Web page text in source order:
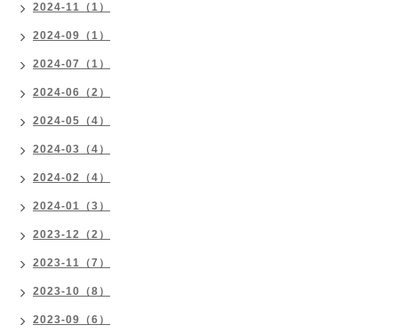
2024-11（1）
2024-09（1）
2024-07（1）
2024-06（2）
2024-05（4）
2024-03（4）
2024-02（4）
2024-01（3）
2023-12（2）
2023-11（7）
2023-10（8）
2023-09（6）